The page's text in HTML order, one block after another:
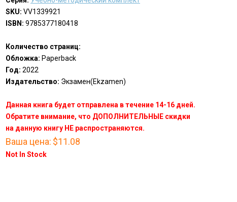
SKU: VV1339921
ISBN: 9785377180418
Количество страниц:
Обложка: Paperback
Год: 2022
Издательство: Экзамен(Ekzamen)
Данная книга будет отправлена в течение 14-16 дней.
Обратите внимание, что ДОПОЛНИТЕЛЬНЫЕ скидки
на данную книгу НЕ распространяются.
Ваша цена: $11.08
Not In Stock